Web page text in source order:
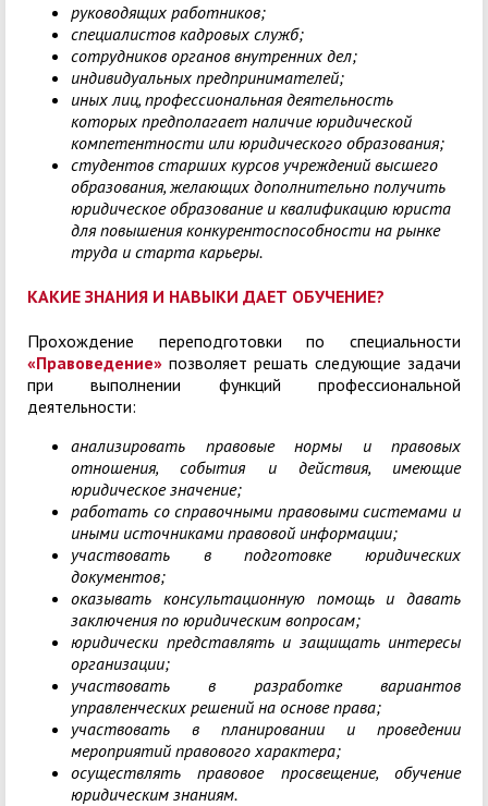
руководящих работников;
специалистов кадровых служб;
сотрудников органов внутренних дел;
индивидуальных предпринимателей;
иных лиц, профессиональная деятельность
которых предполагает наличие юридической
компетентности или юридического образования;
студентов старших курсов учреждений высшего
образования, желающих дополнительно получить
юридическое образование и квалификацию юриста
для повышения конкурентоспособности на рынке
труда и старта карьеры.
КАКИЕ ЗНАНИЯ И НАВЫКИ ДАЕТ ОБУЧЕНИЕ?
Прохождение переподготовки по специальности
«Правоведение» позволяет решать следующие задачи
при выполнении функций профессиональной
деятельности:
анализировать правовые нормы и правовых
отношения, события и действия, имеющие
юридическое значение;
работать со справочными правовыми системами и
иными источниками правовой информации;
участвовать в подготовке юридических
документов;
оказывать консультационную помощь и давать
заключения по юридическим вопросам;
юридически представлять и защищать интересы
организации;
участвовать в разработке вариантов
управленческих решений на основе права;
участвовать в планировании и проведении
мероприятий правового характера;
осуществлять правовое просвещение, обучение
юридическим знаниям.